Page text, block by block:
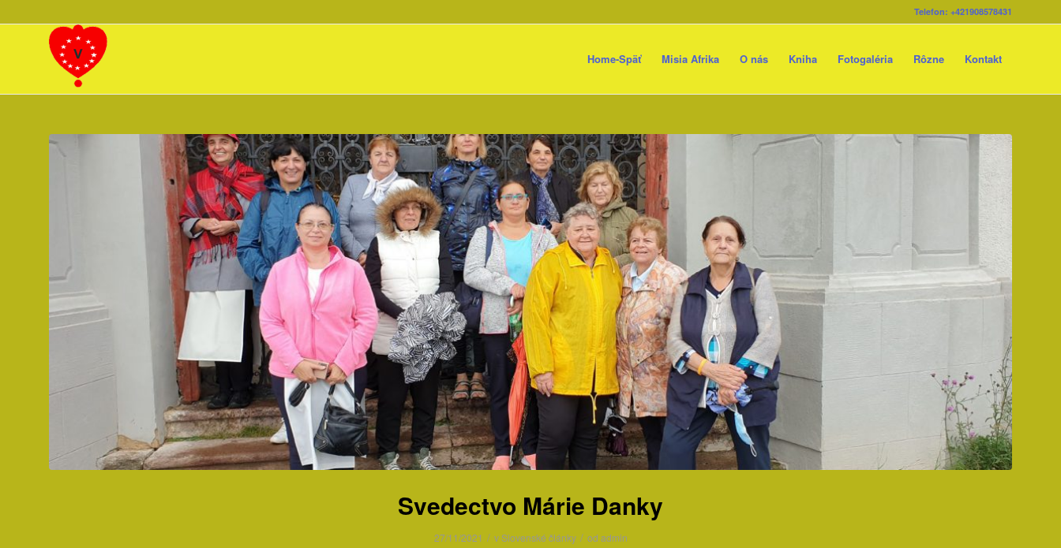
Telefon: +421908578431
Home-Späť Misia Afrika O nás Kniha Fotogaléria Rôzne Kontakt
Svedectvo Márie Danky
27/11/2021 / vSlovenské články / od admin